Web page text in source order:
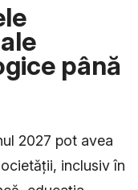
până
2027 pot avea
inclusiv în